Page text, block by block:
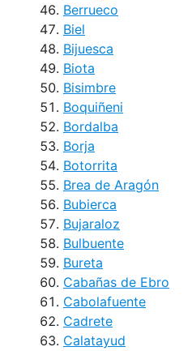
Berrueco
Biel
Bijuesca
Biota
Bisimbre
Boquiñeni
Bordalba
Borja
Botorrita
Brea de Aragón
Bubierca
Bujaraloz
Bulbuente
Bureta
Cabañas de Ebro
Cabolafuente
Cadrete
Calatayud